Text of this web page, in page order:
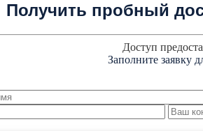
Получить пробный
Доступ
Заполните заявку